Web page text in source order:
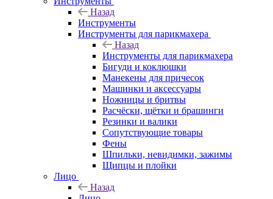
Назад
Инструменты
Инструменты для парикмахера
Назад
Инструменты для парикмахера
Бигуди и коклюшки
Манекены для причесок
Машинки и аксессуары
Ножницы и бритвы
Расчёски, щётки и брашинги
Резинки и валики
Сопутствующие товары
Фены
Шпильки, невидимки, зажимы
Щипцы и плойки
Лицо
Назад